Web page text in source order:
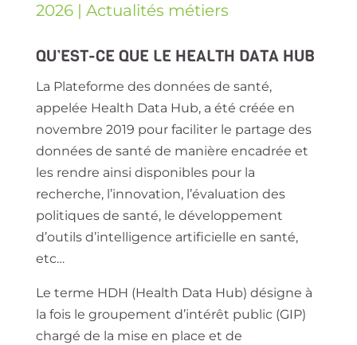
2026| Actualités métiers
QU’EST-CE QUE LE HEALTH DATA HUB
La Plateforme des données de santé,
appelée Health Data Hub, a été créée en
novembre 2019 pour faciliter le partage des
données de santé de manière encadrée et
les rendre ainsi disponibles pour la
recherche, l’innovation, l’évaluation des
politiques de santé, le développement
d’outils d’intelligence artificielle en santé,
etc…
Le terme HDH (Health Data Hub) désigne à
la fois le groupement d’intérêt public (GIP)
chargé de la mise en place et de